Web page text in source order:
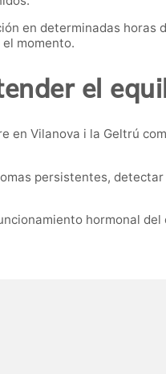
en determinadas horas
momento.
el
Vilanova i la Geltrú
persistentes,
hormonal del